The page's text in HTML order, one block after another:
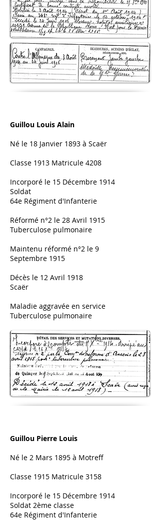
Guillou Louis Alain
Né le 18 Janvier 1893 à Scaër
Classe 1913 Matricule 4208
Incorporé le 15 Décembre 1914
Soldat
64e Régiment d'Infanterie
Réformé n°2 le 28 Avril 1915
Tuberculose pulmonaire
Maintenu réformé n°2 le 9
Septembre 1915
Décès le 12 Avril 1918
Scaër
Maladie aggravée en service
Tuberculose pulmonaire
Guillou Pierre Louis
Né le 2 Mars 1895 à Motreff
Classe 1915 Matricule 3158
Incorporé le 15 Décembre 1914
Soldat 2ème classe
64e Régiment d'Infanterie